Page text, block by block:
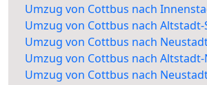
Umzug von Cottbus nach
Umzug von Cottbus nach Altstadt-
Umzug von Cottbus nach
Umzug von Cottbus nach
Umzug von Cottbus nach